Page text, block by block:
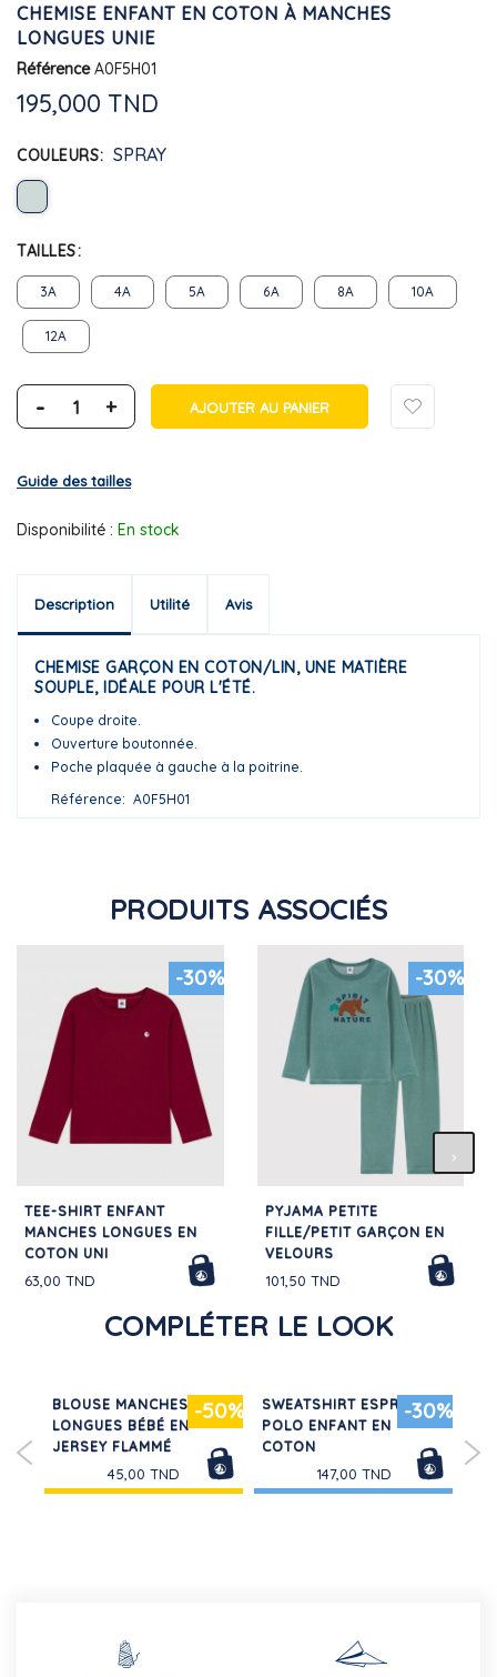
CHEMISE ENFANT EN COTON À MANCHES
LONGUES UNIE
Référence A0F5H01
195,000 TND
COULEURS SPRAY
TAILLES
3A 4A 5A 6A 8A 10A
12A
- + AJOUTER AU PANIER
Guide des tailles
Disponibilité : En stock
Description Utilité Avis
CHEMISE GARÇON EN COTON/LIN, UNE MATIÈRE
SOUPLE, IDÉALE POUR L'ÉTÉ.
Coupe droite.
Ouverture boutonnée.
Poche plaquée à gauche à la poitrine.
Référence
A0F5H01
PRODUITS ASSOCIÉS
-30%
TEE-SHIRT ENFANT
MANCHES LONGUES EN
COTON UNI
63,00 TND
-30%
PYJAMA PETITE
FILLE/PETIT GARÇON EN
VELOURS
101,50 TND
COMPLÉTER LE LOOK
-50%
BLOUSE MANCHES
LONGUES BÉBÉ EN
JERSEY FLAMMÉ
45,00 TND
-30%
SWEATSHIRT ESPRIT
POLO ENFANT EN
COTON
147,00 TND